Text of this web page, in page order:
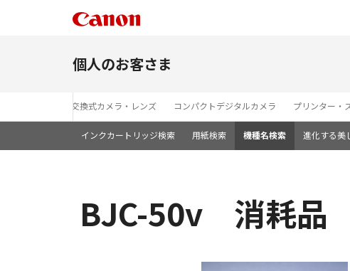
個人のお客さま
レンズ交換式カメラ・レンズ コンパクトデジタルカメラ プリンター・
インクカートリッジ検索 用紙検索 機種名検索 進化する美
BJC-50v 消耗品